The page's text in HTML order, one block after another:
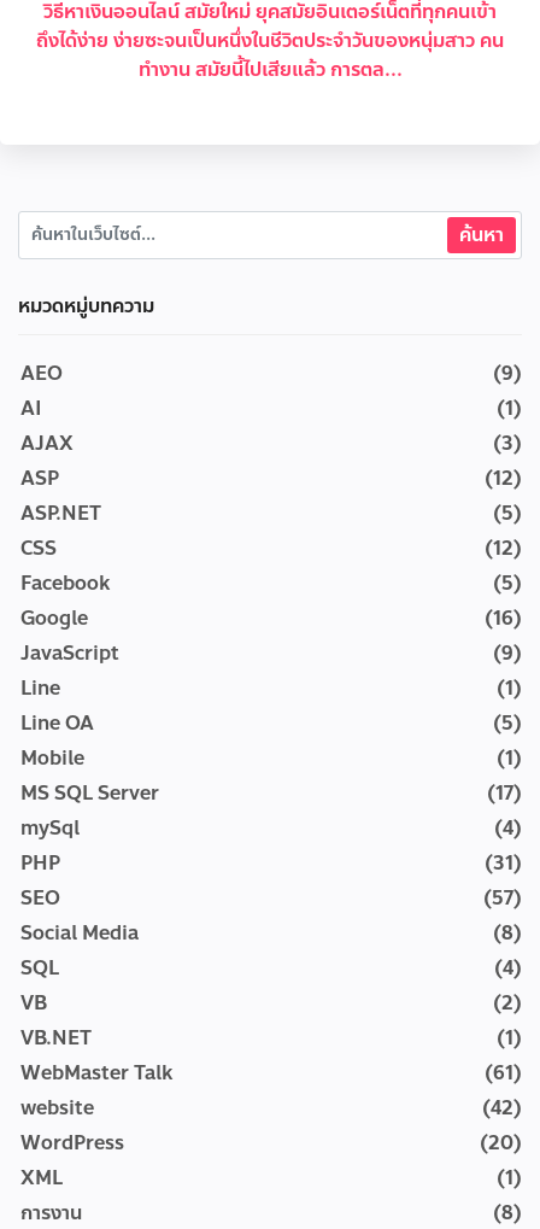
วิธีหาเงินออนไลน์ สมัยใหม่ ยุคสมัยอินเตอร์เน็ตที่ทุกคนเข้า
ถึงได้ง่าย ง่ายซะจนเป็นหนึ่งในชีวิตประจำวันของหนุ่มสาว คน
ทำงาน สมัยนี้ไปเสียแล้ว การตล...
หมวดหมู่บทความ
AEO
(9)
AI
(1)
AJAX
(3)
ASP
(12)
ASP.NET
(5)
CSS
(12)
Facebook
(5)
Google
(16)
JavaScript
(9)
Line
(1)
Line OA
(5)
Mobile
(1)
MS SQL Server
(17)
mySql
(4)
PHP
(31)
SEO
(57)
Social Media
(8)
SQL
(4)
VB
(2)
VB.NET
(1)
WebMaster Talk
(61)
website
(42)
WordPress
(20)
XML
(1)
การงาน
(8)